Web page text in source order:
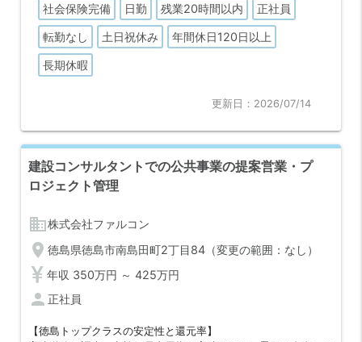
社会保険完備 日勤 残業20時間以内 正社員
転勤なし 土日祝休み 年間休日120日以上
長期休暇
更新日：2026/07/14
建設コンサルタントでの公共事業の提案営業・プ
ロジェクト管理
business株式会社ファルコン
location_on徳島県徳島市南島田町2丁目84（変更の範囲：なし）
年収 350万円 ～ 425万円
person正社員
【徳島トップクラスの安定性と還元率】